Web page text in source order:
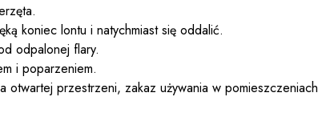
koniec lontu i natychmiast się oddalić.
odpalonej flary.
i poparzeniem.
otwartej przestrzeni, zakaz używania w pomieszczeniach